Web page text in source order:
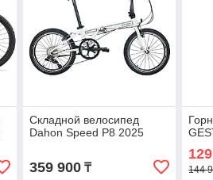
Складной велосипед
Dahon Speed P8 2025
359 900₸ 144